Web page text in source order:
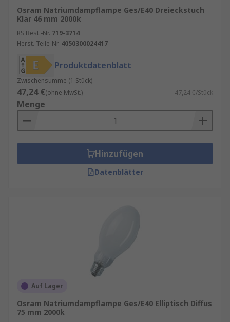
Osram Natriumdampflampe Ges/E40 Dreieckstuch
Klar 46 mm 2000k
RS Best.-Nr. 719-3714
Herst. Teile-Nr. 4050300024417
Produktdatenblatt
Zwischensumme (1 Stück)
47,24 €(ohne MwSt.) 47,24 €/Stück
Menge
Hinzufügen
Datenblätter
Auf Lager
Osram Natriumdampflampe Ges/E40 Elliptisch Diffus
75 mm 2000k